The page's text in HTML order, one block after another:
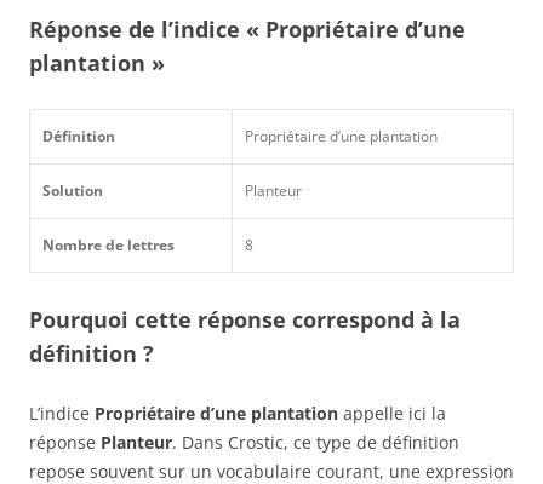
Réponse de l’indice « Propriétaire d’une
plantation »
Définition Propriétaire d’une plantation
Solution Planteur
Nombre de lettres 8
Pourquoi cette réponse correspond à la
définition ?
L’indice Propriétaire d’une plantation appelle ici la
réponse Planteur. Dans Crostic, ce type de définition
repose souvent sur un vocabulaire courant, une expression